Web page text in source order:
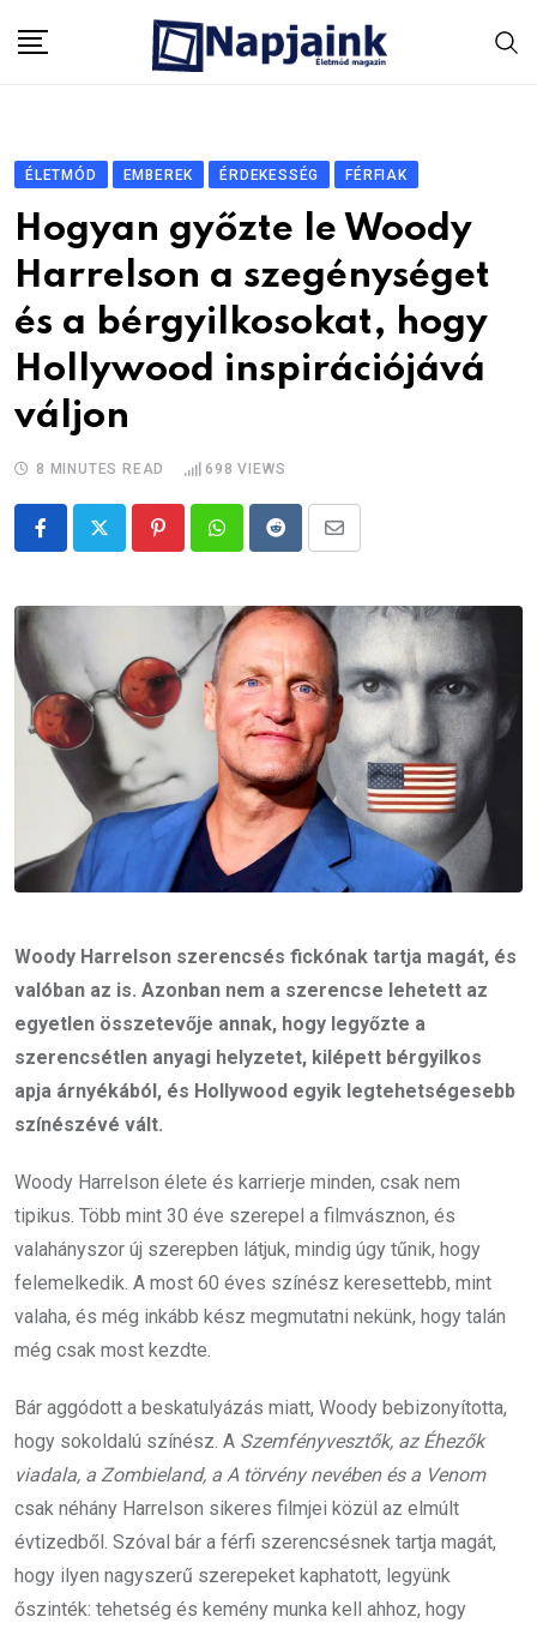
ÉLETMÓD EMBEREK ÉRDEKESSÉG FÉRFIAK
Hogyan győzte le Woody
Harrelson a szegénységet
és a bérgyilkosokat, hogy
Hollywood inspirációjává
váljon
8 MINUTES READ 698 VIEWS
PinterestWhatsappRedditShare
Email
Woody Harrelson szerencsés fickónak tartja magát, és
valóban az is. Azonban nem a szerencse lehetett az
egyetlen összetevője annak, hogy legyőzte a
szerencsétlen anyagi helyzetet, kilépett bérgyilkos
apja árnyékából, és Hollywood egyik legtehetségesebb
színészévé vált.
Woody Harrelson élete és karrierje minden, csak nem
tipikus. Több mint 30 éve szerepel a filmvásznon, és
valahányszor új szerepben látjuk, mindig úgy tűnik, hogy
felemelkedik. A most 60 éves színész keresettebb, mint
valaha, és még inkább kész megmutatni nekünk, hogy talán
még csak most kezdte.
Bár aggódott a beskatulyázás miatt, Woody bebizonyította,
hogy sokoldalú színész. A Szemfényvesztők, az Éhezők
viadala, a Zombieland, a A törvény nevében és a Venom
csak néhány Harrelson sikeres filmjei közül az elmúlt
évtizedből. Szóval bár a férfi szerencsésnek tartja magát,
hogy ilyen nagyszerű szerepeket kaphatott, legyünk
őszinték: tehetség és kemény munka kell ahhoz, hogy